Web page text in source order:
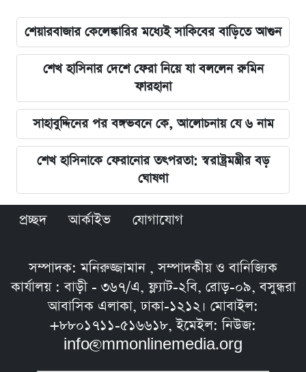
শেয়ারবাজার কেলেঙ্কারির মধ্যেই সাকিবের বাড়িতে আগুন
শেখ হাসিনার দেশে ফেরা নিয়ে যা বললেন রুমিন
ফারহানা
সাহাবুদ্দিনের পর বঙ্গভবনে কে, আলোচনায় যে ৬ নাম
শেখ হাসিনাকে ফেরানোর তৎপরতা: স্বরাষ্ট্রমন্ত্রীর বড়
ঘোষণা
প্রচ্ছদ আর্কাইভ যোগাযোগ
সম্পাদক: মনিরুজ্জামান , সম্পাদকীয় ও বানিজ্যিক
কার্যালয় : বাড়ী - ৩৬৭/এ, ফ্ল্যাট-২বি, রোড়-০৯, বসুন্ধরা
আবাসিক এলাকা, ঢাকা-১২১২। মোবাইল:
+৮৮০১৭১১-৫১৬৬১৮, ইমেইল: নিউজ:
info@mmonlinemedia.org